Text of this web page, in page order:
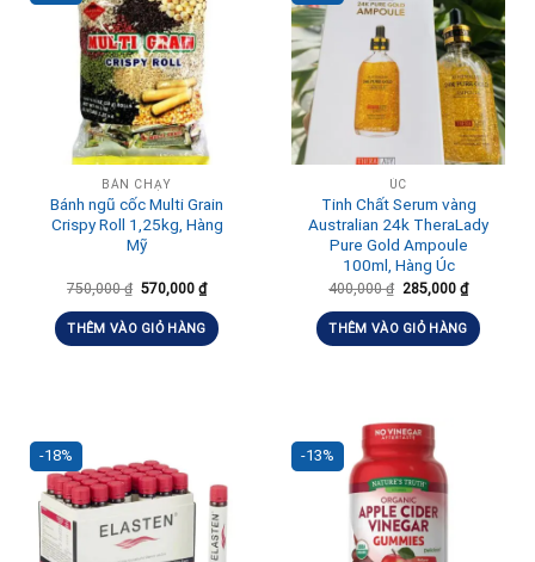
BÁN CHẠY
Bánh ngũ cốc Multi Grain
Crispy Roll 1,25kg, Hàng
Mỹ
750,000₫ 570,000 ₫
THÊM VÀO GIỎ HÀNG
ÚC
Tinh Chất Serum vàng
Australian 24k TheraLady
Pure Gold Ampoule
100ml, Hàng Úc
400,000₫ 285,000 ₫
THÊM VÀO GIỎ HÀNG
-18% -13%